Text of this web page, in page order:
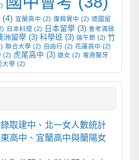
(4) 宜蘭高中 (2) 復興實中 (2) 德國留
日本料理 (2) 日本留學 (3) 會考滿級
洲留學 (3) 科學班 (3) 端午節(2) 竹
聯合大學 (2) 自由行(2) 花蓮高中 (2)
(2) 虎尾高中 (3) 雄女 (2) 電資醫牙
大學 (2)
取建中、北一女人數統計
高中、宜蘭高中與蘭陽女